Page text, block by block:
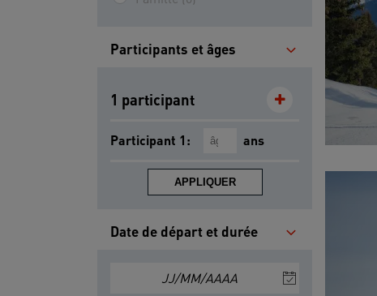
Participants et âges
1 participant
Participant 1: ans
APPLIQUER
Date de départ et durée
JJ/MM/AAAA